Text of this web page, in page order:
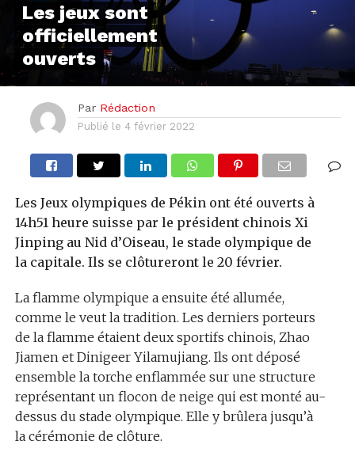
Les jeux sont
officiellement
ouverts
Par Rédaction
Publié le 4 février 2022
Les Jeux olympiques de Pékin ont été ouverts à
14h51 heure suisse par le président chinois Xi
Jinping au Nid d’Oiseau, le stade olympique de
la capitale. Ils se clôtureront le 20 février.
La flamme olympique a ensuite été allumée,
comme le veut la tradition. Les derniers porteurs
de la flamme étaient deux sportifs chinois, Zhao
Jiamen et Dinigeer Yilamujiang. Ils ont déposé
ensemble la torche enflammée sur une structure
représentant un flocon de neige qui est monté au-
dessus du stade olympique. Elle y brûlera jusqu’à
la cérémonie de clôture.